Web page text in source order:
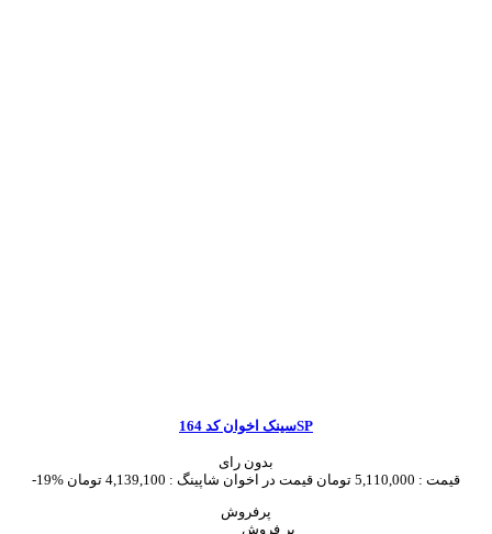
سینک اخوان کد 164SP
بدون رای
-19%
قیمت : 5,110,000 تومان قیمت در اخوان شاپینگ : 4,139,100 تومان
پرفروش